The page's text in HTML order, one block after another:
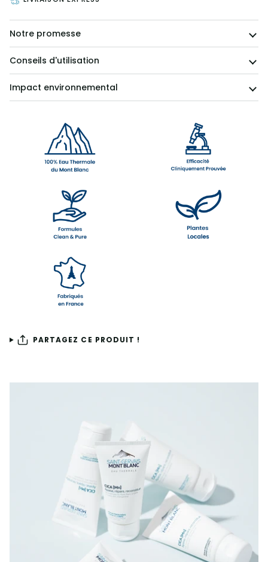
Notre promesse
Conseils d'utilisation
Impact environnemental
PARTAGEZ CE PRODUIT !